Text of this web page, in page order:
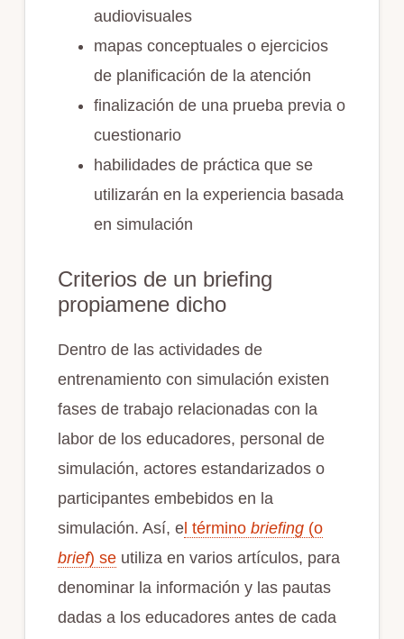
audiovisuales
mapas conceptuales o ejercicios
de planificación de la atención
finalización de una prueba previa o
cuestionario
habilidades de práctica que se
utilizarán en la experiencia basada
en simulación
Criterios de un briefing
propiamene dicho
Dentro de las actividades de
entrenamiento con simulación existen
fases de trabajo relacionadas con la
labor de los educadores, personal de
simulación, actores estandarizados o
participantes embebidos en la
simulación. Así, el término briefing(o
brief) seutiliza en varios artículos, para
denominar la información y las pautas
dadas a los educadores antes de cada